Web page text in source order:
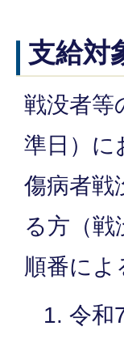
支給対
戦没者等
準日）に
傷病者戦
る方（
順番によ
令和